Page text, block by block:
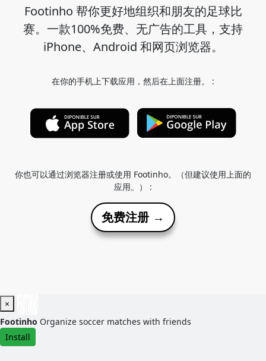
Footinho 帮你更好地组织和朋友的足球比
赛。一款100%免费、无广告的工具，支持
iPhone、Android 和网页浏览器。
在你的手机上下载应用，然后在上面注册。 :
你也可以通过浏览器注册或使用 Footinho。（但建议使用上面的
应用。） :
免费注册 →
×
Footinho Organize soccer matches with friends
Install